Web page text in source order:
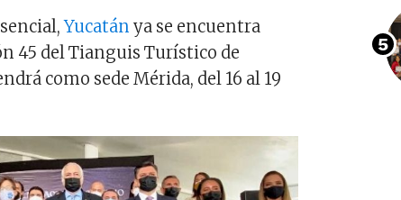
Yucatán ya se encuentra
45 del Tianguis Turístico de
como sede Mérida, del 16 al 19